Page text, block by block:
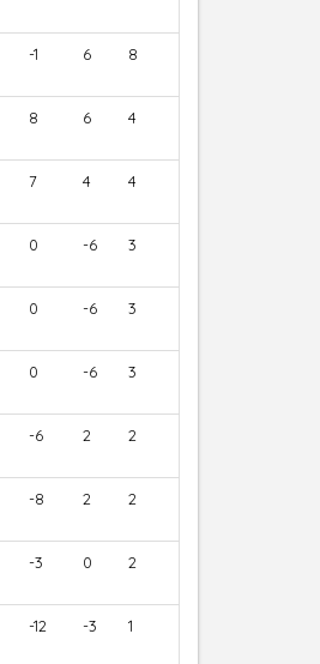
-1 6 8
8 6 4
7 4 4
0 -6 3
0 -6 3
0 -6 3
-6 2 2
-8 2 2
-3 0 2
-12 -3 1